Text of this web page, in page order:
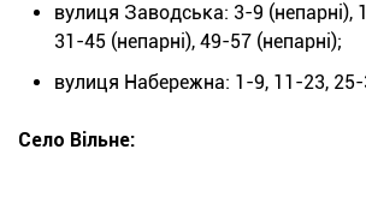
вулиця Заводська: 3-9 (непарні),
31-45 (непарні), 49-57 (непарні);
вулиця Набережна: 1-9, 11-23, 25-
Село Вільне: